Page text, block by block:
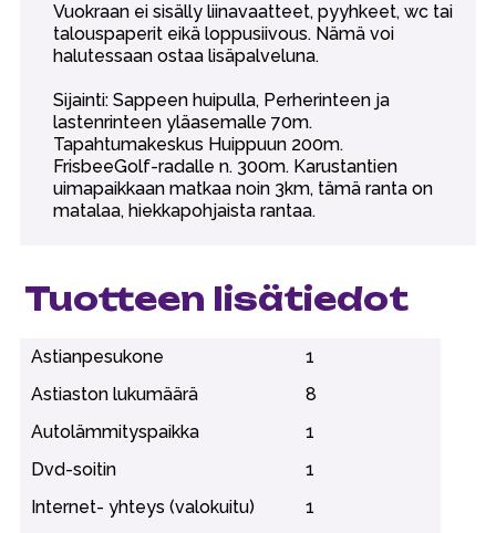
Vuokraan ei sisälly liinavaatteet, pyyhkeet, wc tai
talouspaperit eikä loppusiivous. Nämä voi
halutessaan ostaa lisäpalveluna.
Sijainti: Sappeen huipulla, Perherinteen ja
lastenrinteen yläasemalle 70m.
Tapahtumakeskus Huippuun 200m.
FrisbeeGolf-radalle n. 300m. Karustantien
uimapaikkaan matkaa noin 3km, tämä ranta on
matalaa, hiekkapohjaista rantaa.
Tuotteen lisätiedot
Astianpesukone
1
Astiaston lukumäärä
8
Autolämmityspaikka
1
Dvd-soitin
1
Internet- yhteys (valokuitu)
1